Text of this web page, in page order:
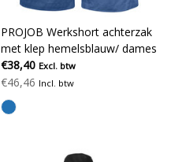
PROJOB Werkshort achterzak
met klep hemelsblauw/ dames
€38,40 Excl. btw
€46,46 Incl. btw